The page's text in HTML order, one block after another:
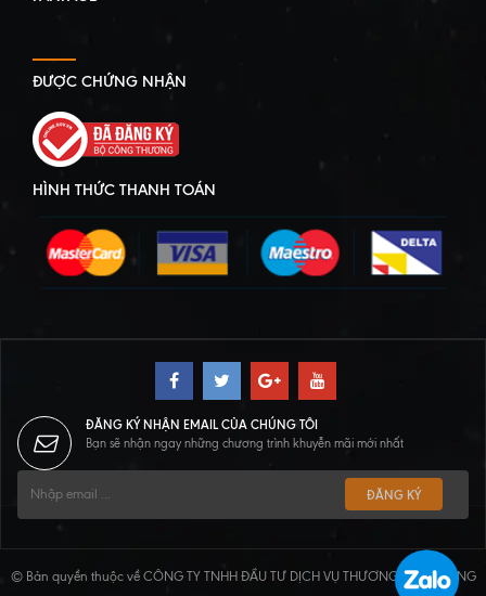
ĐƯỢC CHỨNG NHẬN
HÌNH THỨC THANH TOÁN
ĐĂNG KÝ NHẬN EMAIL CỦA CHÚNG TÔI
Bạn sẽ nhận ngay những chương trình khuyễn mãi mới nhất
ĐĂNG KÝ
© Bản quyền thuộc về CÔNG TY TNHH ĐẦU TƯ DỊCH VỤ THƯƠNG MẠI HOÀNG